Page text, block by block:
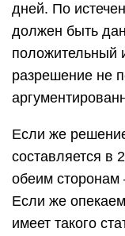
дней. По
должен быть
положительный
разрешение не
Если же
составляется в
обеим сторонам
Если же
имеет такого